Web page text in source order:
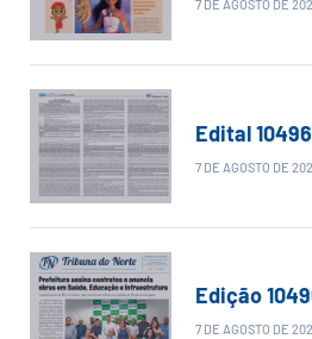
7 DE AGOSTO DE
Edital 10496
7 DE AGOSTO DE
Edição
7 DE AGOSTO DE